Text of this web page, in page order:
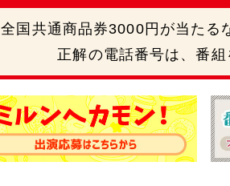
全国共通商品券3000円が当たる
正解の電話番号は、番組